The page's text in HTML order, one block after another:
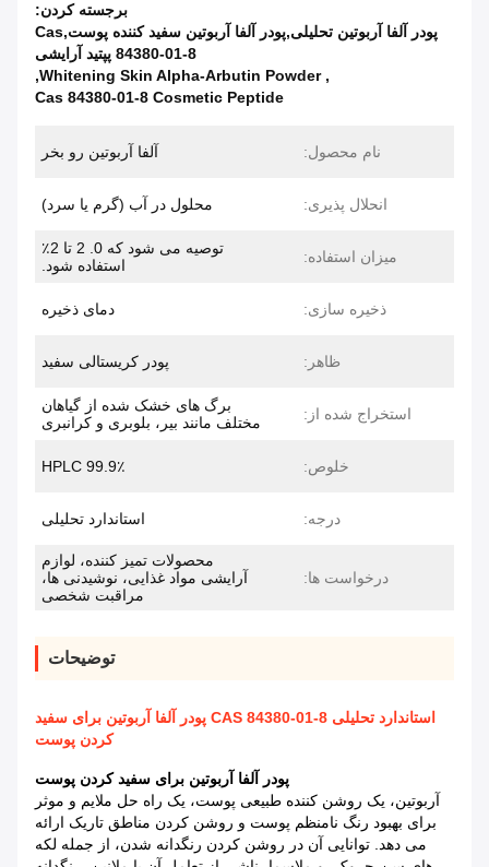
برجسته کردن:
پودر آلفا آربوتین تحلیلی,پودر آلفا آربوتین سفید کننده پوست,Cas
84380-01-8 پپتید آرایشی
,
Whitening Skin Alpha-Arbutin Powder
,
Cas 84380-01-8 Cosmetic Peptide
نام محصول: آلفا آربوتین رو بخر
انحلال پذیری: محلول در آب (گرم یا سرد)
میزان استفاده:
توصیه می شود که 0. 2 تا 2٪
استفاده شود.
ذخیره سازی: دمای ذخیره
ظاهر: پودر کریستالی سفید
استخراج شده از:
برگ های خشک شده از گیاهان
مختلف مانند بیر، بلوبری و کرانبری
خلوص: 99.9٪ HPLC
درجه: استاندارد تحلیلی
درخواست ها:
محصولات تمیز کننده، لوازم
آرایشی مواد غذایی، نوشیدنی ها،
مراقبت شخصی
توضیحات
استاندارد تحلیلی CAS 84380-01-8 پودر آلفا آربوتین برای سفید
کردن پوست
پودر آلفا آربوتین برای سفید کردن پوست
آربوتین، یک روشن کننده طبیعی پوست، یک راه حل ملایم و موثر
برای بهبود رنگ نامنظم پوست و روشن کردن مناطق تاریک ارائه
می دهد. توانایی آن در روشن کردن رنگدانه شدن، از جمله لکه